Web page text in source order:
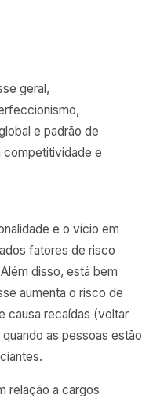
geral,
e padrão de
competitividade e
e o vício em
fatores de risco
disso, está bem
aumenta o risco de
causa recaídas (voltar
as pessoas estão
relação a cargos